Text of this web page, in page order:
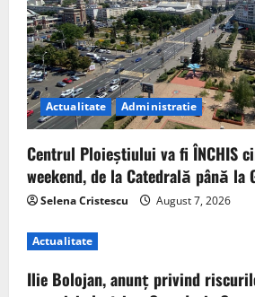
Actualitate Administratie
Centrul Ploieștiului va fi ÎNCHIS
weekend, de la Catedrală până la
Selena Cristescu August 7, 2026
Actualitate
Ilie Bolojan, anunț privind